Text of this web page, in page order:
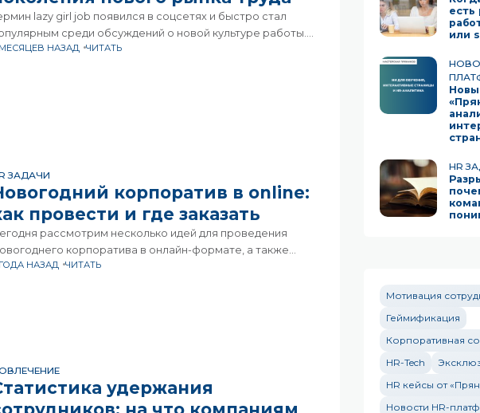
lazy girl job появился в соцсетях и быстро стал
среди обсуждений о новой культуре работы.
на провокационное название, речь идёт не о
НАЗАД ЧИТАТЬ
ЗАДАЧИ
корпоратив в online:
провести и где заказать
рассмотрим несколько идей для проведения
корпоратива в онлайн-формате, а также
несколько платформ, где можно заказать
НАЗАД ЧИТАТЬ
удержания
на что компаниям
есть
или
HR
Мотивация
Геймификация
Корпоративная
HR-Tech
HR кейсы от
Новости HR-